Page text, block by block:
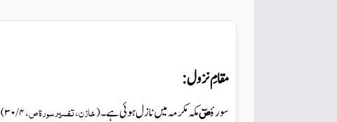
مقامِ نزول:
سورۂصٓمکہ مکرمہ میںنازل ہوئی ہے۔(خازن، تفسیر سورۃ ص،۴ / ۳۰ )